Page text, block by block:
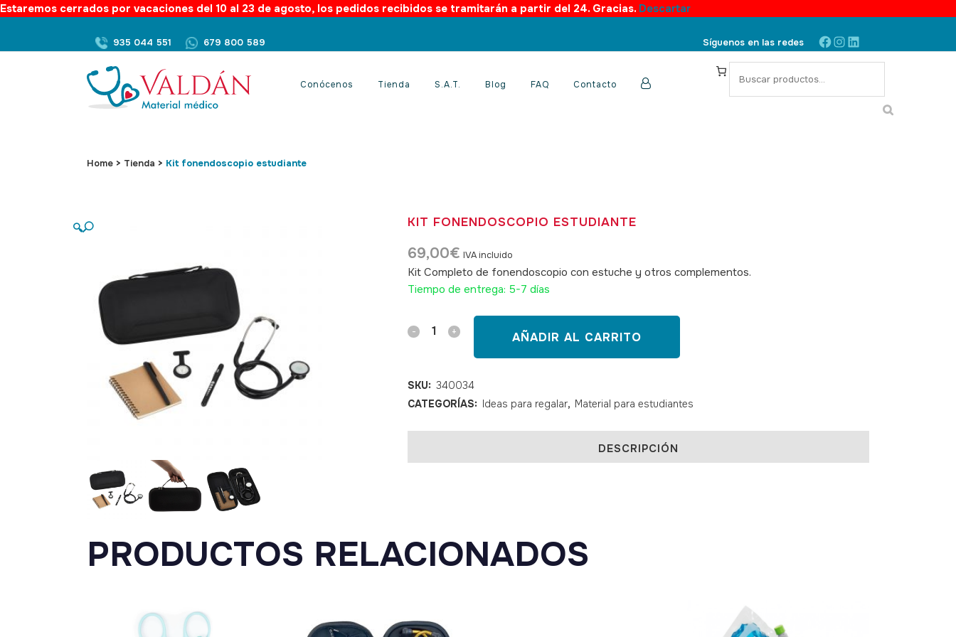
Estaremos cerrados por vacaciones del 10 al 23 de agosto, los pedidos recibidos se tramitarán a partir del 24. Gracias. Descartar
935 044 551 679 800 589 Síguenos en las redes Facebook
Instagram
LinkedIn
S
Conócenos Tienda S.A.T. Blog FAQ Contacto
Home > Tienda > Kit fonendoscopio estudiante
🔍 KIT FONENDOSCOPIO ESTUDIANTE
69,00€ IVA incluido
Kit Completo de fonendoscopio con estuche y otros complementos.
Tiempo de entrega: 5-7 días
Kit
fonendoscopio
estudiante
quantity
AÑADIR AL CARRITO
SKU: 340034
CATEGORÍAS: Ideas para regalar, Material para estudiantes
DESCRIPCIÓN
PRODUCTOS RELACIONADOS